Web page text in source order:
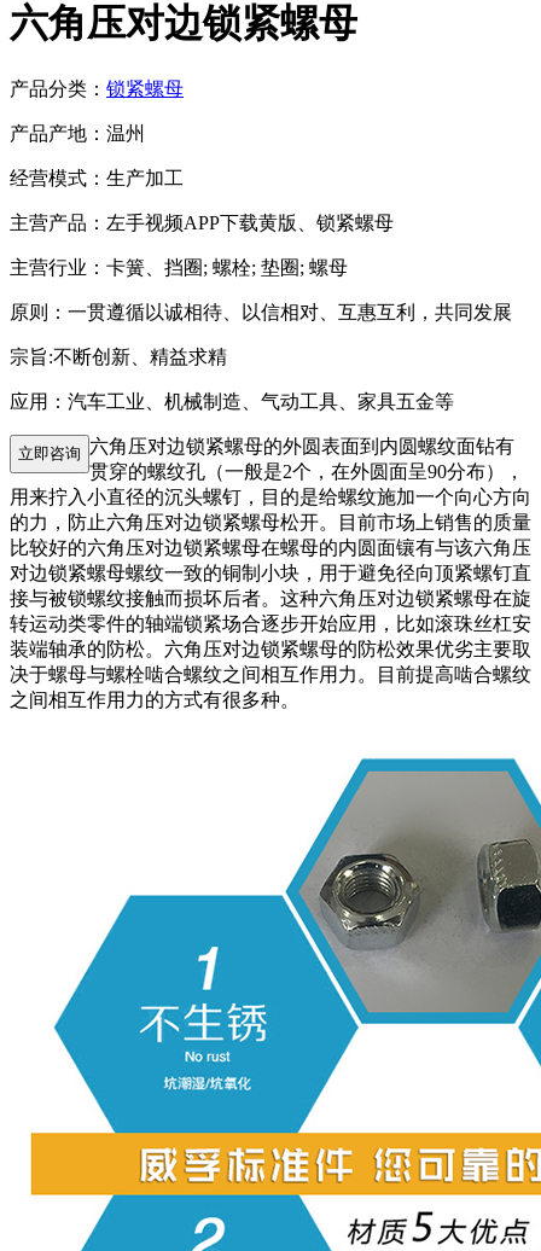
六角压对边锁紧螺母
产品分类： 锁紧螺母
产品产地：温州
经营模式：生产加工
主营产品：左手视频APP下载黄版、锁紧螺母
主营行业：卡簧、挡圈; 螺栓; 垫圈; 螺母
原则：一贯遵循以诚相待、以信相对、互惠互利，共同发展
宗旨:不断创新、精益求精
应用：汽车工业、机械制造、气动工具、家具五金等
立即咨询 六角压对边锁紧螺母的外圆表面到内圆螺纹面钻有
贯穿的螺纹孔（一般是2个，在外圆面呈90分布），
用来拧入小直径的沉头螺钉，目的是给螺纹施加一个向心方向
的力，防止六角压对边锁紧螺母松开。目前市场上销售的质量
比较好的六角压对边锁紧螺母在螺母的内圆面镶有与该六角压
对边锁紧螺母螺纹一致的铜制小块，用于避免径向顶紧螺钉直
接与被锁螺纹接触而损坏后者。这种六角压对边锁紧螺母在旋
转运动类零件的轴端锁紧场合逐步开始应用，比如滚珠丝杠安
装端轴承的防松。六角压对边锁紧螺母的防松效果优劣主要取
决于螺母与螺栓啮合螺纹之间相互作用力。目前提高啮合螺纹
之间相互作用力的方式有很多种。